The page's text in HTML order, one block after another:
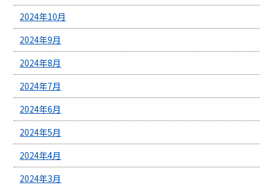
2024年10月
2024年9月
2024年8月
2024年7月
2024年6月
2024年5月
2024年4月
2024年3月